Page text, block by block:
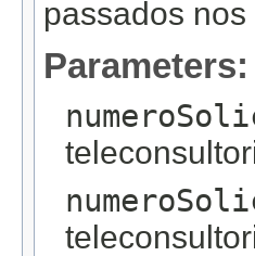
passados
Parameters: